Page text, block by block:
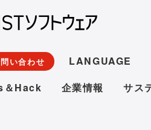
い合わせ
LANGUAGE
Hack 企業情報 サス